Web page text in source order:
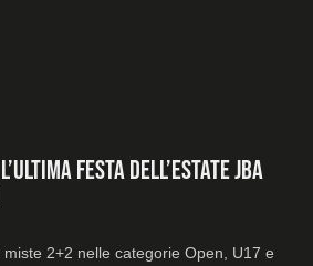
festa dell’estate JBA
2+2 nelle categorie Open, U17 e